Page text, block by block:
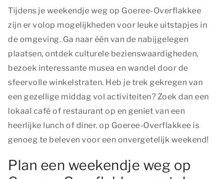
Tijdens je weekendje weg op Goeree-Overflakkee
zijn er volop mogelijkheden voor leuke uitstapjes in
de omgeving. Ga naar één van de nabijgelegen
plaatsen, ontdek culturele bezienswaardigheden,
bezoek interessante musea en wandel door de
sfeervolle winkelstraten. Heb je trek gekregen van
een gezellige middag vol activiteiten? Zoek dan een
lokaal café of restaurant op en geniet van een
heerlijke lunch of diner. op Goeree-Overflakkee is
genoeg te beleven voor een onvergetelijk weekend!
Plan een weekendje weg op